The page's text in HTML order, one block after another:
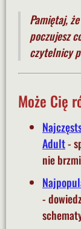
Pamiętaj,
poczujesz
czytelnicy
Może Cię
Adult-
nie
-